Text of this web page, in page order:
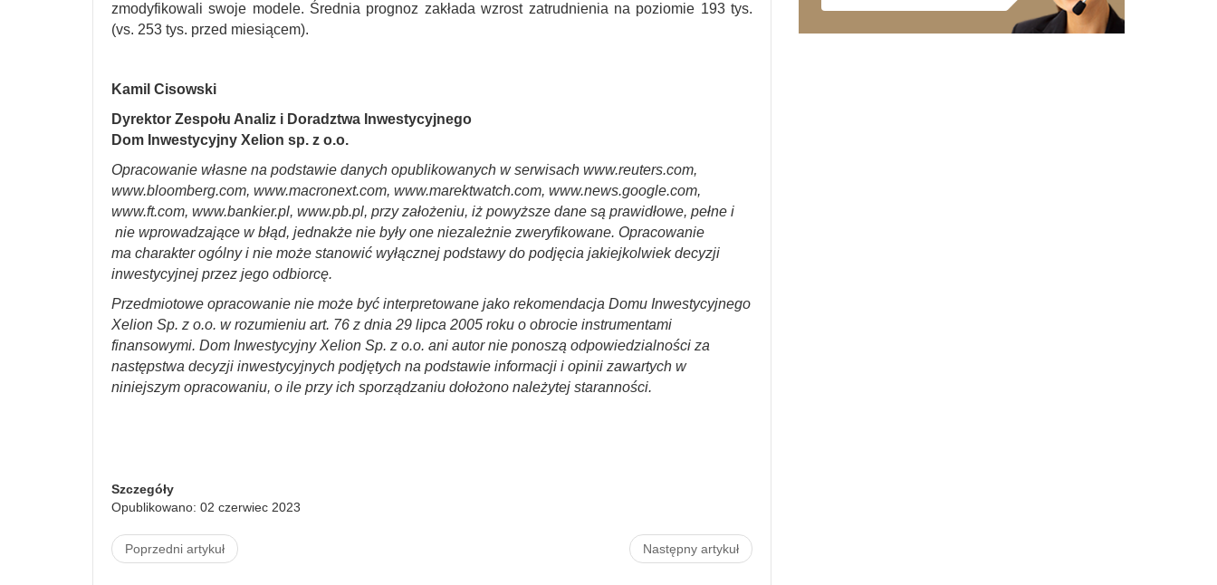
zmodyfikowali swoje modele. Średnia prognoz zakłada wzrost zatrudnienia na poziomie 193 tys.
(vs. 253 tys. przed miesiącem).
Kamil Cisowski
Dyrektor Zespołu Analiz i Doradztwa Inwestycyjnego
Dom Inwestycyjny Xelion sp. z o.o.
Opracowanie własne na podstawie danych opublikowanych w serwisach www.reuters.com,
www.bloomberg.com, www.macronext.com, www.marektwatch.com, www.news.google.com,
www.ft.com, www.bankier.pl, www.pb.pl, przy założeniu, iż powyższe dane są prawidłowe, pełne i
nie wprowadzające w błąd, jednakże nie były one niezależnie zweryfikowane. Opracowanie
ma charakter ogólny i nie może stanowić wyłącznej podstawy do podjęcia jakiejkolwiek decyzji
inwestycyjnej przez jego odbiorcę.
Przedmiotowe opracowanie nie może być interpretowane jako rekomendacja Domu Inwestycyjnego
Xelion Sp. z o.o. w rozumieniu art. 76 z dnia 29 lipca 2005 roku o obrocie instrumentami
finansowymi. Dom Inwestycyjny Xelion Sp. z o.o. ani autor nie ponoszą odpowiedzialności za
następstwa decyzji inwestycyjnych podjętych na podstawie informacji i opinii zawartych w
niniejszym opracowaniu, o ile przy ich sporządzaniu dołożono należytej staranności.
Szczegóły
Opublikowano: 02 czerwiec 2023
Poprzedni artykuł Następny artykuł